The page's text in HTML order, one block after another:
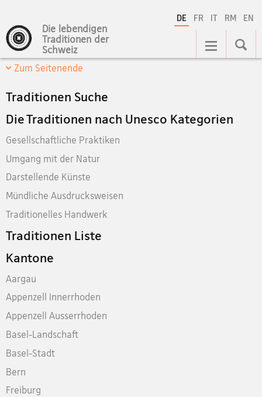
DE FR IT RM EN
Die lebendigen
Traditionen der
Schweiz
Hauptnavigation
Zum Seitenende
Traditionen Suche
Die Traditionen nach Unesco Kategorien
Gesellschaftliche Praktiken
Umgang mit der Natur
Darstellende Künste
Mündliche Ausdrucksweisen
Traditionelles Handwerk
Traditionen Liste
Kantone
Aargau
Appenzell Innerrhoden
Appenzell Ausserrhoden
Basel-Landschaft
Basel-Stadt
Bern
Freiburg